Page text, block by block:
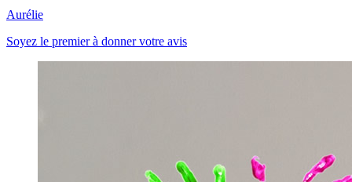
Aurélie
Soyez le premier à donner votre avis